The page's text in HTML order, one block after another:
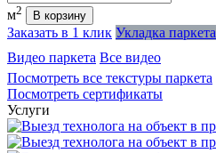
м2 В корзину
Заказать в 1 клик Укладка паркета
Видео паркета Все видео
Посмотреть все текстуры паркета
Посмотреть сертификаты
Услуги